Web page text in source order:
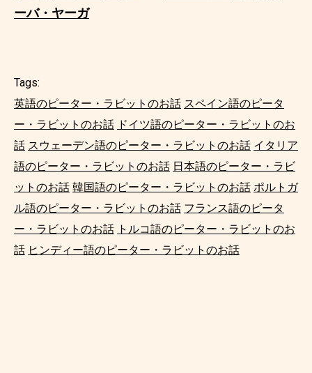
ーバ・ヤーガ
Tags:
英語のピーター・ラビットのお話 スペイン語のピータ
ー・ラビットのお話 ドイツ語のピーター・ラビットのお
話 スウェーデン語のピーター・ラビットのお話 イタリア
語のピーター・ラビットのお話 日本語のピーター・ラビ
ットのお話 韓国語のピーター・ラビットのお話 ポルトガ
ル語のピーター・ラビットのお話 フランス語のピータ
ー・ラビットのお話 トルコ語のピーター・ラビットのお
話 ヒンディー語のピーター・ラビットのお話